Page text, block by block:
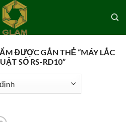
ĐƯỢC GẮN THẺ “MÁY LẮC
SỐ RS-RD10”